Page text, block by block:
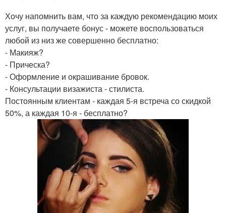
Хочу напомнить вам, что за каждую рекомендацию моих
услуг, вы получаете бонус - можете воспользоваться
любой из низ же совершенно бесплатно:
- Макияж?
- Прическа?
- Оформление и окрашивание бровок.
- Консультации визажиста - стилиста.
Постоянным клиентам - каждая 5-я встреча со скидкой
50%, а каждая 10-я - бесплатно?